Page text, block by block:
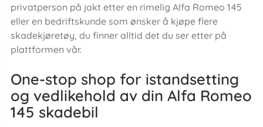
privatperson på jakt etter en rimelig Alfa Romeo 145
eller en bedriftskunde som ønsker å kjøpe flere
skadekjøretøy, du finner alltid det du ser etter på
plattformen vår.
One-stop shop for istandsetting
og vedlikehold av din Alfa Romeo
145 skadebil